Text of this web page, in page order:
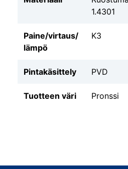
1.4301
Paine/virtaus/
lämpö
K3
Pintakäsittely PVD
Tuotteen väri Pronssi